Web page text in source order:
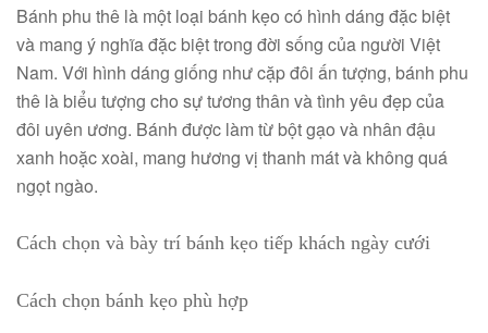
Bánh phu thê là một loại bánh kẹo có hình dáng đặc biệt
và mang ý nghĩa đặc biệt trong đời sống của người Việt
Nam. Với hình dáng giống như cặp đôi ấn tượng, bánh phu
thê là biểu tượng cho sự tương thân và tình yêu đẹp của
đôi uyên ương. Bánh được làm từ bột gạo và nhân đậu
xanh hoặc xoài, mang hương vị thanh mát và không quá
ngọt ngào.
Cách chọn và bày trí bánh kẹo tiếp khách ngày cưới
Cách chọn bánh kẹo phù hợp